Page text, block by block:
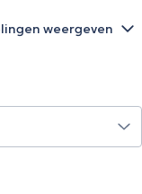
weergeven